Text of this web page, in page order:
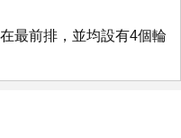
最前排，並均設有4個輪